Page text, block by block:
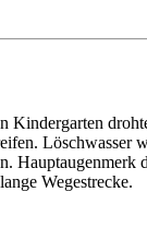
Kindergarten
Löschwasser
Hauptaugenmerk
Wegestrecke.